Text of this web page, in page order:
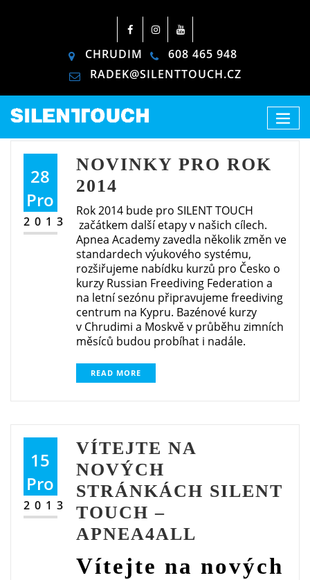
CHRUDIM
608 465 948
RADEK@SILENTTOUCH.CZ
28
Pro
2013
NOVINKY PRO ROK
2014
Rok 2014 bude pro SILENT TOUCH
začátkem další etapy v našich cílech.
Apnea Academy zavedla několik změn ve
standardech výukového systému,
rozšiřujeme nabídku kurzů pro Česko o
kurzy Russian Freediving Federation a
na letní sezónu připravujeme freediving
centrum na Kypru. Bazénové kurzy
v Chrudimi a Moskvě v průběhu zimních
měsíců budou probíhat i nadále.
READ MORE
15
Pro
2013
VÍTEJTE NA
NOVÝCH
STRÁNKÁCH SILENT
TOUCH –
APNEA4ALL
Vítejte na nových